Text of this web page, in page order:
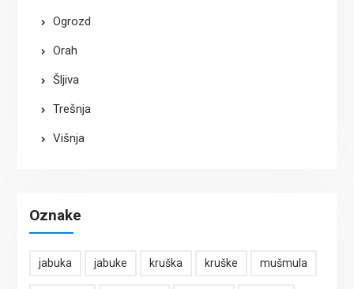
Ogrozd
Orah
Šljiva
Trešnja
Višnja
Oznake
jabuka jabuke kruška kruške mušmula